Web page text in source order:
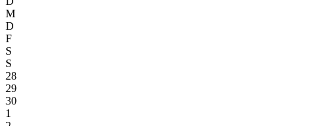
M
D
F
S
S
28
29
30
1